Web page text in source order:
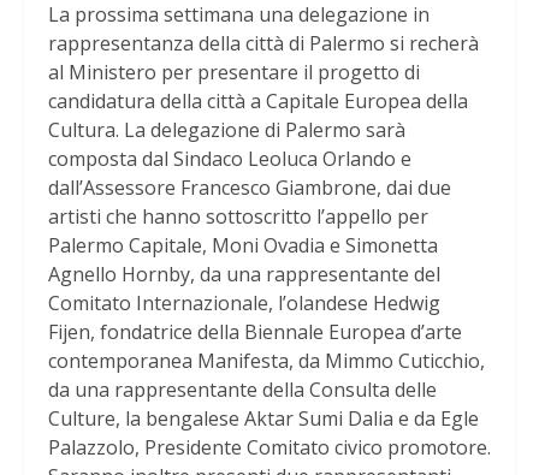
La prossima settimana una delegazione in
rappresentanza della città di Palermo si recherà
al Ministero per presentare il progetto di
candidatura della città a Capitale Europea della
Cultura. La delegazione di Palermo sarà
composta dal Sindaco Leoluca Orlando e
dall’Assessore Francesco Giambrone, dai due
artisti che hanno sottoscritto l’appello per
Palermo Capitale, Moni Ovadia e Simonetta
Agnello Hornby, da una rappresentante del
Comitato Internazionale, l’olandese Hedwig
Fijen, fondatrice della Biennale Europea d’arte
contemporanea Manifesta, da Mimmo Cuticchio,
da una rappresentante della Consulta delle
Culture, la bengalese Aktar Sumi Dalia e da Egle
Palazzolo, Presidente Comitato civico promotore.